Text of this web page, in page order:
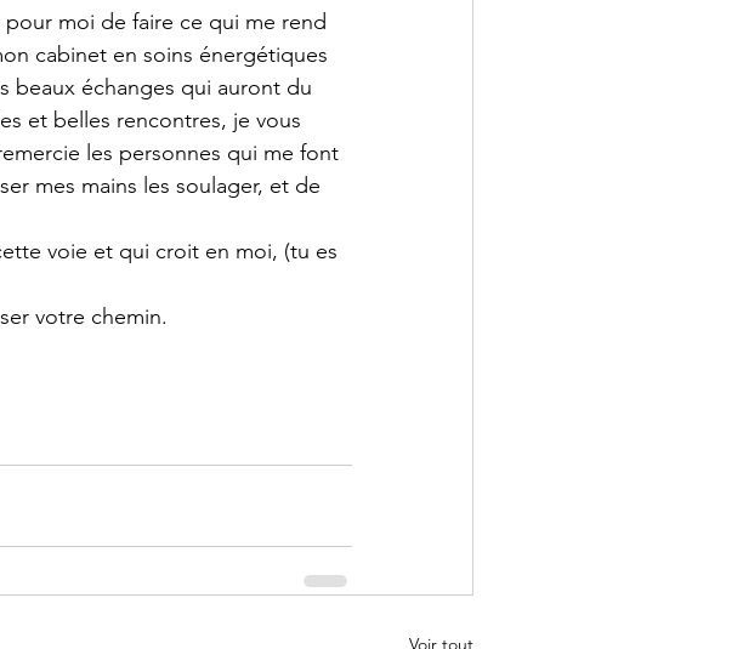
moi de faire ce qui me rend
cabinet en soins énergétiques
beaux échanges qui auront du
et belles rencontres, je vous
les personnes qui me font
mes mains les soulager, et de
voie et qui croit en moi, (tu es
votre chemin.
Voir tout